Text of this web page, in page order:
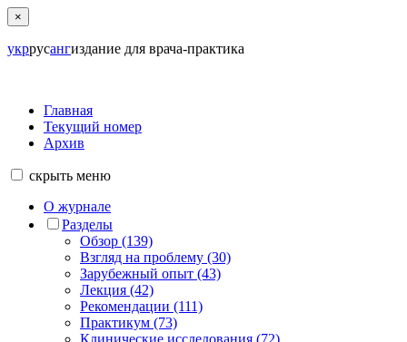
×
укррусангиздание для врача-практика
Главная
Текущий номер
Архив
скрыть меню
О журнале
Разделы
Обзор (139)
Взгляд на проблему (30)
Зарубежный опыт (43)
Лекция (42)
Рекомендации (111)
Практикум (73)
Клинические исследования (72)